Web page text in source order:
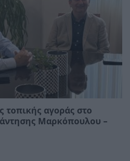
τοπικής αγοράς στο
Μαρκόπουλου –